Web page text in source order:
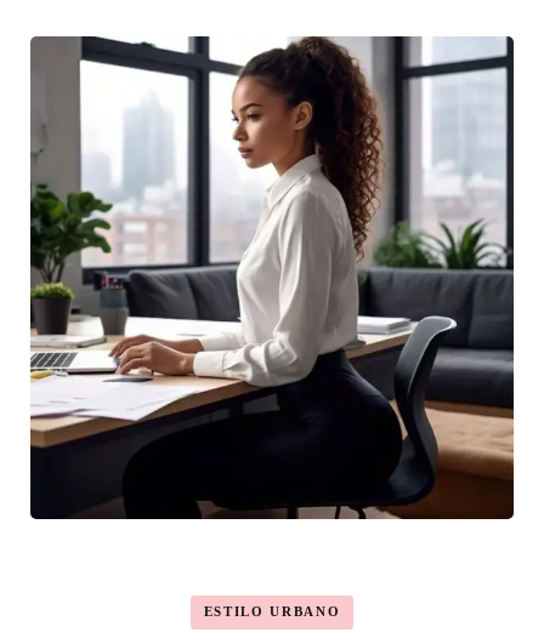
ESTILO URBANO